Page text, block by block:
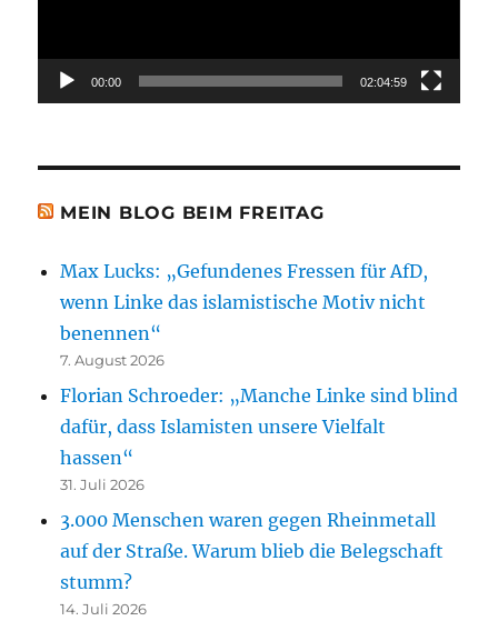
00:00 02:04:59
MEIN BLOG BEIM FREITAG
Max Lucks: „Gefundenes Fressen für AfD,
wenn Linke das islamistische Motiv nicht
benennen“
7. August 2026
Florian Schroeder: „Manche Linke sind blind
dafür, dass Islamisten unsere Vielfalt
hassen“
31. Juli 2026
3.000 Menschen waren gegen Rheinmetall
auf der Straße. Warum blieb die Belegschaft
stumm?
14. Juli 2026